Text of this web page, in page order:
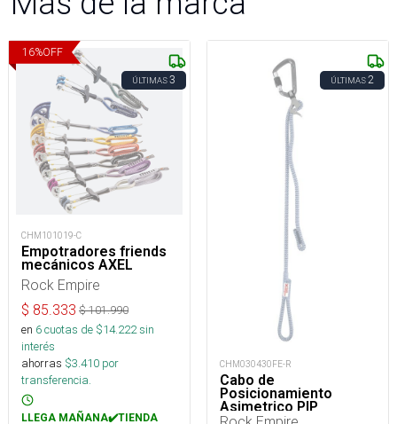
16%OFF
ÚLTIMAS3
CHM101019-C
Empotradores friends
mecánicos AXEL
Rock Empire
$ 85.333 $101.990
en 6cuotas de $14.222sin
interés
ahorras $3.410 por
transferencia.
LLEGA MAÑANA✔️TIENDA
ÚLTIMAS2
CHM030430FE-R
Cabo de
Posicionamiento
Asimetrico PIP
Regulable 15 a 85 cm